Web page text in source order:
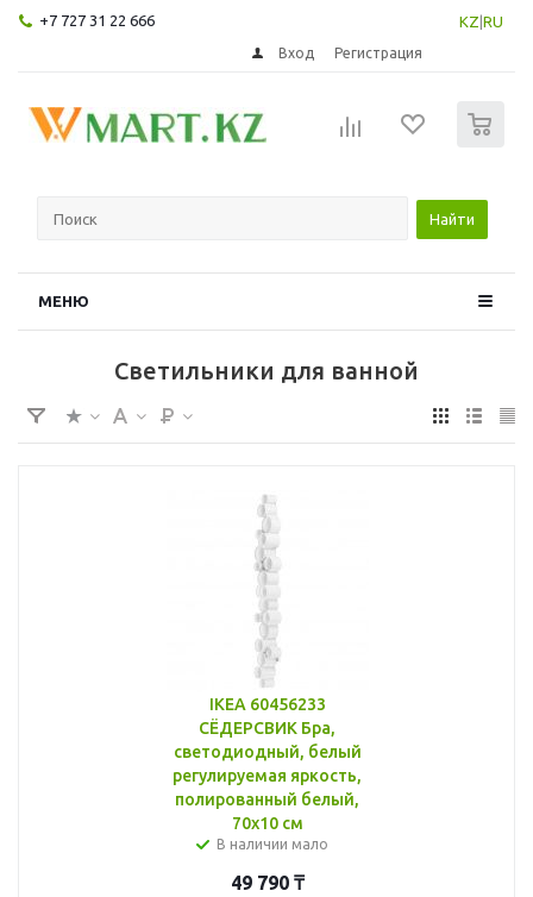
+7 727 31 22 666 KZ RU
Вход Регистрация
Найти
МЕНЮ
Светильники для ванной
IKEA 60456233
СЁДЕРСВИК Бра,
светодиодный, белый
регулируемая яркость,
полированный белый,
70x10 см
В наличии мало
49 790₸